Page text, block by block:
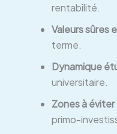
rentabilité.
Valeurs sûres
terme.
Dynamique
universitaire.
Zones à éviter
primo-